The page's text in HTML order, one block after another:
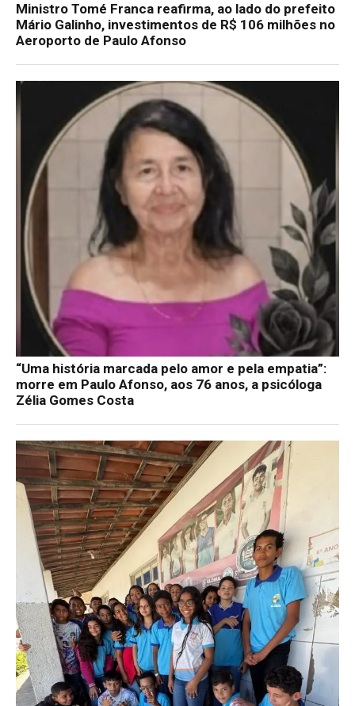
Ministro Tomé Franca reafirma, ao lado do prefeito
Mário Galinho, investimentos de R$ 106 milhões no
Aeroporto de Paulo Afonso
“Uma história marcada pelo amor e pela empatia”:
morre em Paulo Afonso, aos 76 anos, a psicóloga
Zélia Gomes Costa